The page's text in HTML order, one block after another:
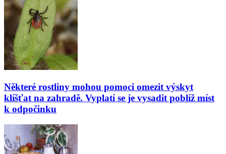
Některé rostliny mohou pomoci omezit výskyt
klíšťat na zahradě. Vyplatí se je vysadit poblíž míst
k odpočinku